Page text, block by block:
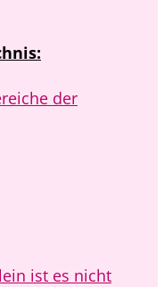
der
ist es nicht